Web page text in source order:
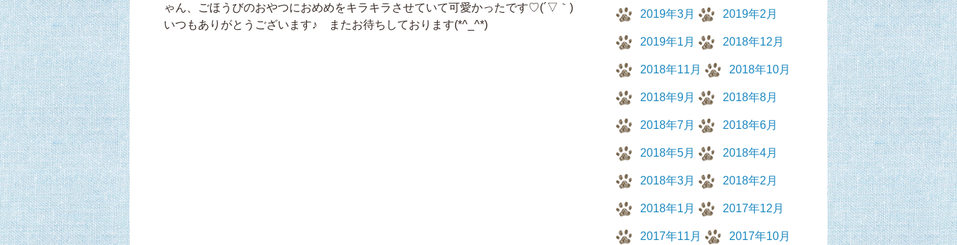
ゃん、ごほうびのおやつにおめめをキラキラさせていて可愛かったです♡(´▽｀)
いつもありがとうございます♪ またお待ちしております(*^_^*)
2019年3月 2019年2月
2019年1月 2018年12月
2018年11月 2018年10月
2018年9月 2018年8月
2018年7月 2018年6月
2018年5月 2018年4月
2018年3月 2018年2月
2018年1月 2017年12月
2017年11月 2017年10月